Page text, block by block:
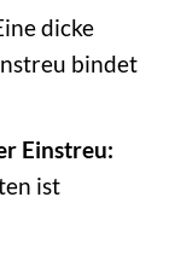
dicke
bindet
Einstreu:
ist